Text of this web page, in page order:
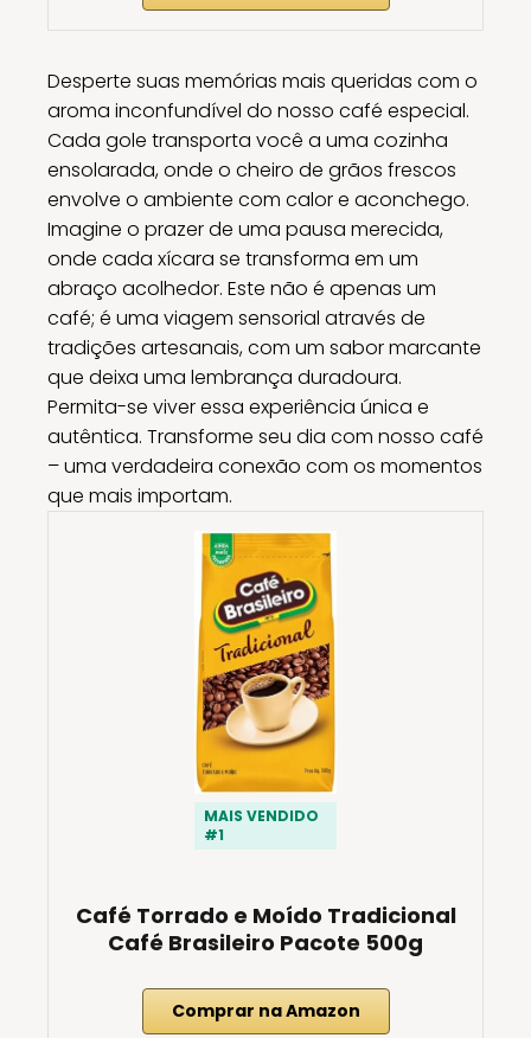
Desperte suas memórias mais queridas com o
aroma inconfundível do nosso café especial.
Cada gole transporta você a uma cozinha
ensolarada, onde o cheiro de grãos frescos
envolve o ambiente com calor e aconchego.
Imagine o prazer de uma pausa merecida,
onde cada xícara se transforma em um
abraço acolhedor. Este não é apenas um
café; é uma viagem sensorial através de
tradições artesanais, com um sabor marcante
que deixa uma lembrança duradoura.
Permita-se viver essa experiência única e
autêntica. Transforme seu dia com nosso café
– uma verdadeira conexão com os momentos
que mais importam.
MAIS VENDIDO
#1
Café Torrado e Moído Tradicional
Café Brasileiro Pacote 500g
Comprar na Amazon